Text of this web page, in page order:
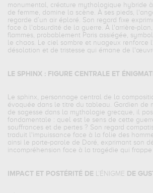
monumental, créature mythologique hybride
de femme, domine la scène. À ses pieds,
regarde d’un air éploré. Son regard fixe
face à l'absurdité de la guerre. À l'arrière-
flammes, probablement Paris assiégée,
le chaos. Le ciel sombre et nuageux renforce
désolation et de tristesse qui émane de
LE SPHINX : FIGURE CENTRALE ET
Le sphinx, personnage central de la
évoquée dans le titre du tableau. Gardien de
de sagesse dans la mythologie grecque, il
fondamentale : quel est le sens de cette
souffrances et de pertes ? Son regard
traduit l'impuissance face à la folie des
ainsi le porte-parole de Doré, exprimant son
incompréhension face à la tragédie qui frappe
IMPACT ET POSTÉRITÉ DE L’ÉNIGME DE